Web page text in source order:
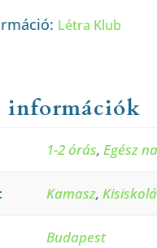
Létra Klub
információk
1-2 órás,Egész
Kamasz,
Budapest